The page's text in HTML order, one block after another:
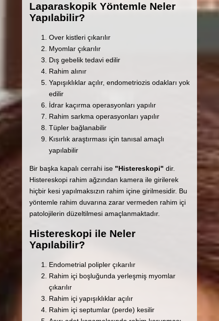
Laparaskopik Yöntemle Neler
Yapılabilir?
Over kistleri çıkarılır
Myomlar çıkarılır
Dış gebelik tedavi edilir
Rahim alınır
Yapışıklıklar açılır, endometriozis odakları yok
edilir
İdrar kaçırma operasyonları yapılır
Rahim sarkma operasyonları yapılır
Tüpler bağlanabilir
Kısırlık araştırması için tanısal amaçlı
yapılabilir
Bir başka kapalı cerrahi ise "Histereskopi" dir.
Histereskopi rahim ağzından kamera ile girilerek
hiçbir kesi yapılmaksızın rahim içine girilmesidir. Bu
yöntemle rahim duvarına zarar vermeden rahim içi
patolojilerin düzeltilmesi amaçlanmaktadır.
Histereskopi ile Neler
Yapılabilir?
Endometrial polipler çıkarılır
Rahim içi boşluğunda yerleşmiş myomlar
çıkarılır
Rahim içi yapışıklıklar açılır
Rahim içi septumlar (perde) kesilir